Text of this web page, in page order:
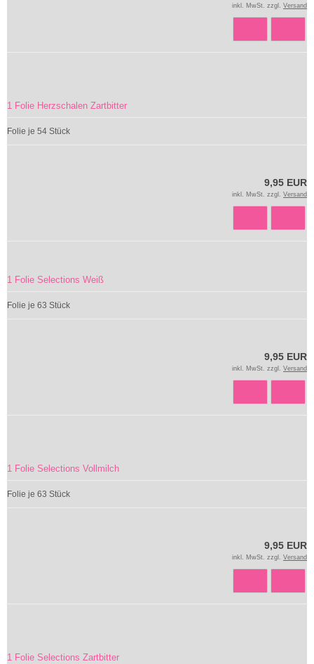
inkl. MwSt. zzgl. Versand
1 Folie Herzschalen Zartbitter
Folie je 54 Stück
9,95 EUR
inkl. MwSt. zzgl. Versand
1 Folie Selections Weiß
Folie je 63 Stück
9,95 EUR
inkl. MwSt. zzgl. Versand
1 Folie Selections Vollmilch
Folie je 63 Stück
9,95 EUR
inkl. MwSt. zzgl. Versand
1 Folie Selections Zartbitter